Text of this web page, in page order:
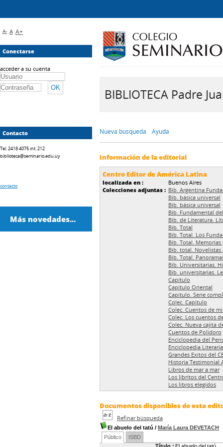
BIBLIOTECA Padre
Nueva búsqueda Ayuda
Información de la editorial
Centro Editor de América Latina
localizada en :
Buenos Aires
Colecciones adjuntas : Bib. Argentina
Bib. básica universal
Bib. básica universal
Bib. Fundamental
Bib. de Literatura.
Bib. Total
Bib. Total. Los
Bib. Total.
Bib. total.
Bib. Total.
Bib. Universitarias.
Bib. universitarias.
Capítulo
Capítulo Oriental
Capítulo. Serie
Colec. Capítulo
Colec. Cuentos de
Colec. Los cuentos
Colec. Nueva cajita
Cuentos de Polidoro
Enciclopedia del
Enciclopedia Literaria
Grandes Exitos del
Historia Testimonial
Libros de mar a mar
Los libritos del
Los libros elegidos
Documentos disponibles de esta
Refinar búsqueda
El abuelo del tatú / María Laura DEVETACH
Público
ISBD
A- A A+
Conectarse
acceder a su cuenta
Contacto
Tel. 2418 4075 int. 212
biblioteca@seminario.edu.uy
contacto
Más novedades...